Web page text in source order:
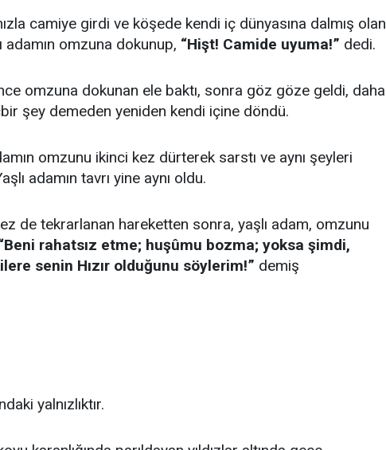
camiye girdi ve köşede kendi iç dünyasına dalmış olan
adamın omzuna dokunup, “Hişt! Camide uyuma!” dedi.
omzuna dokunan ele baktı, sonra göz göze geldi, daha
şey demeden yeniden kendi içine döndü.
omzunu ikinci kez dürterek sarstı ve aynı şeyleri
adamın tavrı yine aynı oldu.
de tekrarlanan hareketten sonra, yaşlı adam, omzunu
rahatsız etme; huşûmu bozma; yoksa şimdi,
senin Hızır olduğunu söylerim!” demiş
yalnızlıktır.